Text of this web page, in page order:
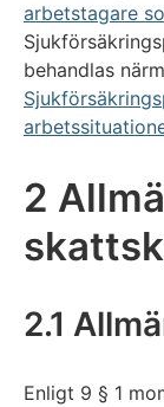
arbetstagare
behandlas
2
2.1
Enligt 9 § 1